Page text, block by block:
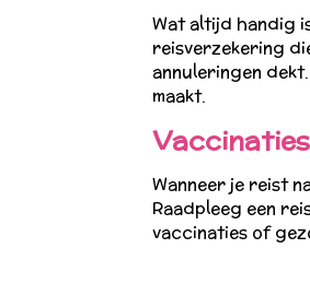
Wat altijd handig
reisverzekering
annuleringen
maakt.
Vaccinaties
Wanneer je reist
Raadpleeg een
vaccinaties of